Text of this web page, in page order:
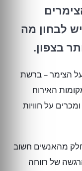
לבחון מה
בצפון.
על הצימר – ברשת
האירוח
על חוויות
מהאנשים חשוב
של רווחה